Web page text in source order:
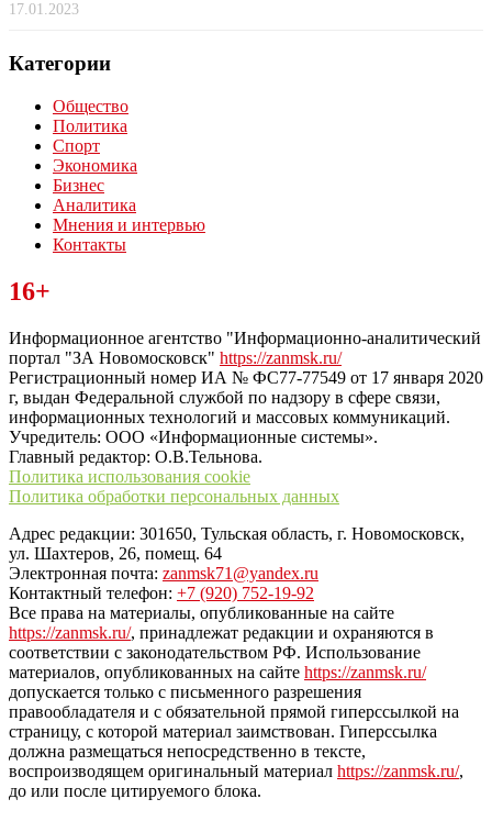
17.01.2023
Категории
Общество
Политика
Спорт
Экономика
Бизнес
Аналитика
Мнения и интервью
Контакты
Читайте последние новости дня в Тульской области на сайте
“ЗаНовомосковск”
16+
Информационное агентство "Информационно-аналитический
портал "ЗА Новомосковск" https://zanmsk.ru/
Регистрационный номер ИА № ФС77-77549 от 17 января 2020
г, выдан Федеральной службой по надзору в сфере связи,
информационных технологий и массовых коммуникаций.
Учредитель: ООО «Информационные системы».
Главный редактор: О.В.Тельнова.
Политика использования cookie
Политика обработки персональных данных
Адрес редакции: 301650, Тульская область, г. Новомосковск,
ул. Шахтеров, 26, помещ. 64
Электронная почта: zanmsk71@yandex.ru
Контактный телефон: +7 (920) 752-19-92
Все права на материалы, опубликованные на сайте
https://zanmsk.ru/, принадлежат редакции и охраняются в
соответствии с законодательством РФ. Использование
материалов, опубликованных на сайте https://zanmsk.ru/
допускается только с письменного разрешения
правообладателя и с обязательной прямой гиперссылкой на
страницу, с которой материал заимствован. Гиперссылка
должна размещаться непосредственно в тексте,
воспроизводящем оригинальный материал https://zanmsk.ru/,
до или после цитируемого блока.